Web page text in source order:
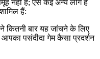
नहीं हैं; ऐसे कई अन्य लोग हैं
हैं:
बार यह जांचने के लिए
आपका पसंदीदा गेम कैसा प्रदर्शन